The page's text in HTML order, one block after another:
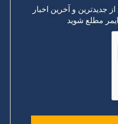
جدیدترین و آخرین اخبار
مطلع شوید